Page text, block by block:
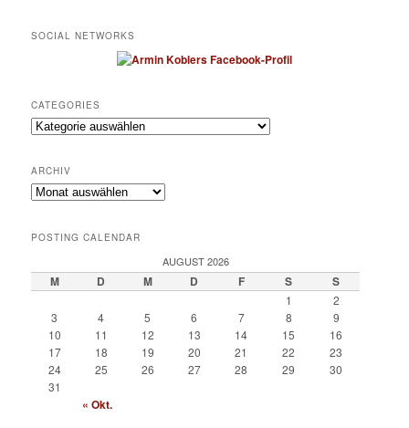
SOCIAL NETWORKS
CATEGORIES
Categories
ARCHIV
Archiv
POSTING CALENDAR
AUGUST 2026
M D M D F S S
1
2
3
4 5 6 7 8
9
10
11 12 13 14 15
16
17
18 19 20 21 22
23
24
25 26 27 28 29
30
31
« Okt.